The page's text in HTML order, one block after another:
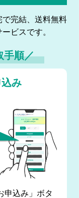
完結、送料無料
ビスです。
手順／
み
申込み」ボタ